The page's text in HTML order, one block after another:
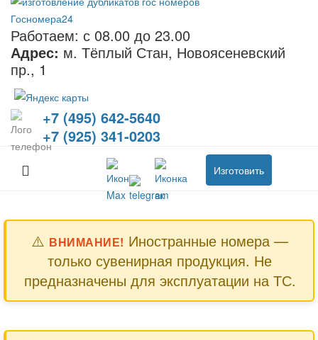
Работаем: с 08.00 до 23.00
Адрес: м. Тёплый Стан, Новоясеневский
пр., 1
+7 (495) 642-5640
+7 (925) 341-0203
Изготовить
⚠️ ВНИМАНИЕ! Иностранные номера —
только сувенирная продукция. Не
предназначены для эксплуатации на ТС.